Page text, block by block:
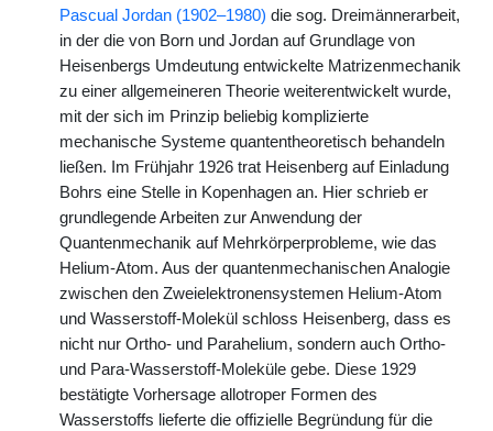
Pascual Jordan (1902–1980) die sog. Dreimännerarbeit,
in der die von Born und Jordan auf Grundlage von
Heisenbergs Umdeutung entwickelte Matrizenmechanik
zu einer allgemeineren Theorie weiterentwickelt wurde,
mit der sich im Prinzip beliebig komplizierte
mechanische Systeme quantentheoretisch behandeln
ließen. Im Frühjahr 1926 trat Heisenberg auf Einladung
Bohrs eine Stelle in Kopenhagen an. Hier schrieb er
grundlegende Arbeiten zur Anwendung der
Quantenmechanik auf Mehrkörperprobleme, wie das
Helium-Atom. Aus der quantenmechanischen Analogie
zwischen den Zweielektronensystemen Helium-Atom
und Wasserstoff-Molekül schloss Heisenberg, dass es
nicht nur Ortho- und Parahelium, sondern auch Ortho-
und Para-Wasserstoff-Moleküle gebe. Diese 1929
bestätigte Vorhersage allotroper Formen des
Wasserstoffs lieferte die offizielle Begründung für die